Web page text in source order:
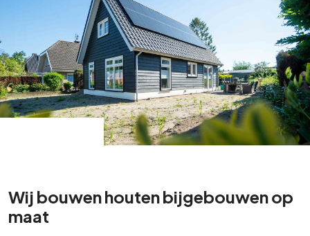
Wij bouwen houten bijgebouwen op
maat